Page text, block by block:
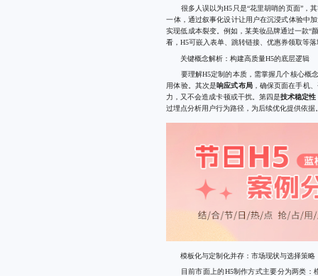
很多人误以为H5只是“花里胡哨的页面”，其
一体，通过叙事化设计让用户在沉浸式体验中
实现低成本裂变。例如，某美妆品牌通过一款“
看，H5可嵌入表单、跳转链接、优惠券领取等
关键概念解析：构建高质量H5的底层逻辑
要理解H5定制的本质，需掌握几个核心概
用体验。其次是响应式布局，确保页面在手机
力，又不会造成卡顿或干扰。第四是技术稳定性
过埋点分析用户行为路径，为后续优化提供依
模板化与定制化并存：市场现状与选择策略
目前市面上的H5制作方式主要分为两类：